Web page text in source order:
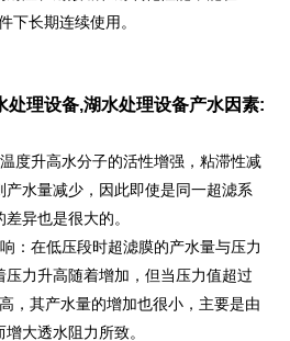
长期连续使用。
处理设备,湖水处理设备产水因素:
度升高水分子的活性增强，粘滞性减
水量减少，因此即使是同一超滤系
差异也是很大的。
：在低压段时超滤膜的产水量与压力
力升高随着增加，但当压力值超过
，其产水量的增加也很小，主要是由
大透水阻力所致。